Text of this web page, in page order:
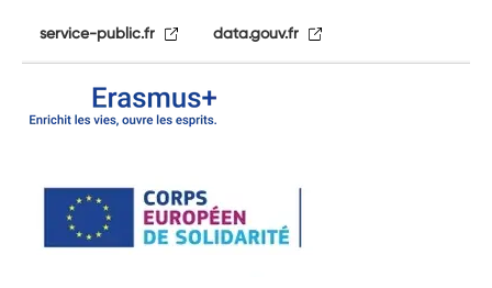
service-public.fr data.gouv.fr